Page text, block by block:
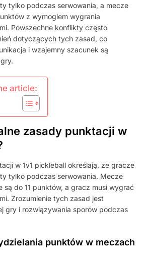
ROZWIĄZYWANIE
KONFLIKTÓW,
WYJAŚNIENIA
ZASAD
tylko podczas serwowania, a mecze
z wymogiem wygrania
Powszechne konflikty często
dotyczących tych zasad, co
i wzajemny szacunek są
article:
zasady punktacji w
w 1v1 pickleball określają, że gracze
tylko podczas serwowania. Mecze
do 11 punktów, a gracz musi wygrać
Zrozumienie tych zasad jest
gry i rozwiązywania sporów podczas
punktów w meczach